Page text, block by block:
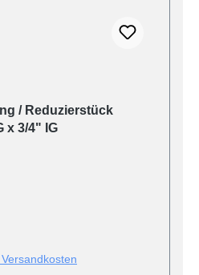
/ Reduzierstück
x 3/4" IG